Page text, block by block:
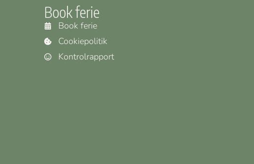
Book ferie
Book ferie
Cookiepolitik
Kontrolrapport